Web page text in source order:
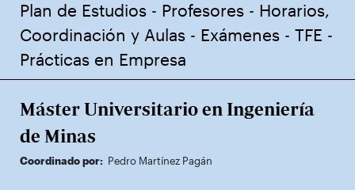
Plan de Estudios - Profesores - Horarios,
Coordinación y Aulas - Exámenes - TFE -
Prácticas en Empresa
Máster Universitario en Ingeniería
de Minas
Coordinado por: Pedro Martínez Pagán